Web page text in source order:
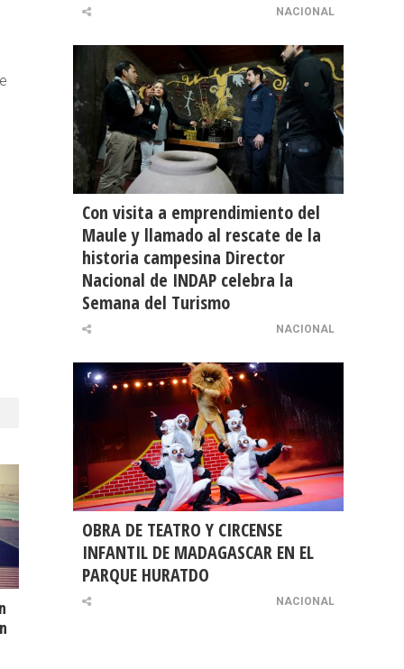
NACIONAL
Con visita a emprendimiento del
Maule y llamado al rescate de la
historia campesina Director
Nacional de INDAP celebra la
Semana del Turismo
NACIONAL
OBRA DE TEATRO Y CIRCENSE
INFANTIL DE MADAGASCAR EN EL
PARQUE HURATDO
NACIONAL